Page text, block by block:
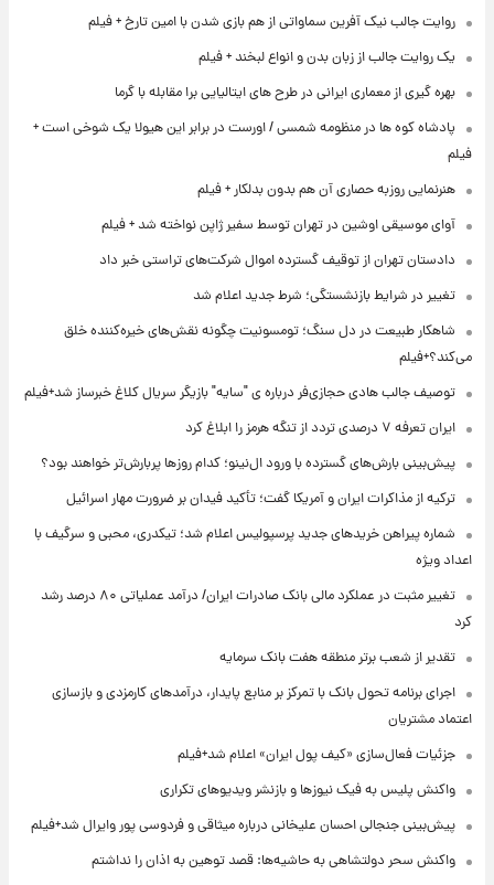
روایت جالب نیک آفرین سماواتی از هم بازی شدن با امین تارخ + فیلم
یک روایت جالب از زبان بدن و انواع لبخند + فیلم
بهره گیری از معماری ایرانی در طرح های ایتالیایی برا مقابله با گرما
پادشاه کوه ها در منظومه شمسی / اورست در برابر این هیولا یک شوخی است +
فیلم
هنرنمایی روزبه حصاری آن هم بدون بدلکار + فیلم
آوای موسیقی اوشین در تهران توسط سفیر ژاپن نواخته شد + فیلم
دادستان تهران از توقیف گسترده اموال شرکت‌های تراستی خبر داد
تغییر در شرایط بازنشستگی؛ شرط جدید اعلام شد
شاهکار طبیعت در دل سنگ؛ تومسونیت چگونه نقش‌های خیره‌کننده خلق
می‌کند؟+فیلم
توصیف جالب هادی حجازی‌فر درباره ی "سایه" بازیگر سریال کلاغ خبرساز شد+فیلم
ایران تعرفه ۷ درصدی تردد از تنگه هرمز را ابلاغ کرد
پیش‌بینی بارش‌های گسترده با ورود ال‌نینو؛ کدام روزها پربارش‌تر خواهند بود؟
ترکیه از مذاکرات ایران و آمریکا گفت؛ تأکید فیدان بر ضرورت مهار اسرائیل
شماره پیراهن خریدهای جدید پرسپولیس اعلام شد؛ تیکدری، محبی و سرگیف با
اعداد ویژه
تغییر مثبت در عملکرد مالی بانک صادرات ایران/ درآمد عملیاتی ۸۰ درصد رشد
کرد
تقدیر از شعب برتر منطقه هفت بانک سرمایه
اجرای برنامه تحول بانک با تمرکز بر منابع پایدار، درآمدهای کارمزدی و بازسازی
اعتماد مشتریان
جزئیات فعال‌سازی «کیف پول ایران» اعلام شد+فیلم
واکنش پلیس به فیک نیوزها و بازنشر ویدیوهای تکراری
پیش‌بینی جنجالی احسان علیخانی درباره میثاقی و فردوسی پور وایرال شد+فیلم
واکنش سحر دولتشاهی به حاشیه‌ها: قصد توهین به اذان را نداشتم